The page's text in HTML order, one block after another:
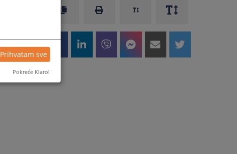
Prihvatam sve
Pokreće Klaro!